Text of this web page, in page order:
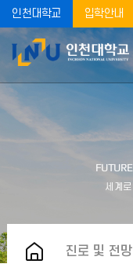
인천대학교 입학안내
진로 및 전망